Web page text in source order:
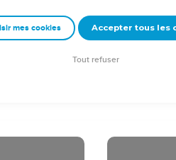
ce qui concerne le
mes cookies Accepter tous les
Tout refuser